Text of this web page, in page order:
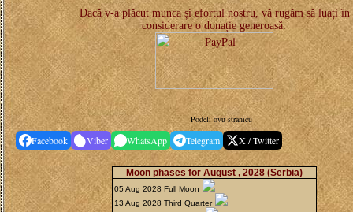
Dacă v-a plăcut munca și efortul nostru, vă rugăm să luați în
considerare o donație generoasă:
Podeli ovu stranicu
Facebook Viber WhatsApp Telegram X / Twitter
Moon phases for August , 2028(Serbia)
05 Aug 2028 Full Moon
13 Aug 2028 Third Quarter